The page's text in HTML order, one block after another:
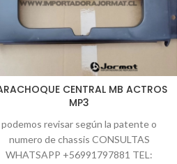
CENTRAL MB ACTROS
MP3
podemos revisar según la patente o
numero de chassis CONSULTAS
WHATSAPP +56991797881 TEL: